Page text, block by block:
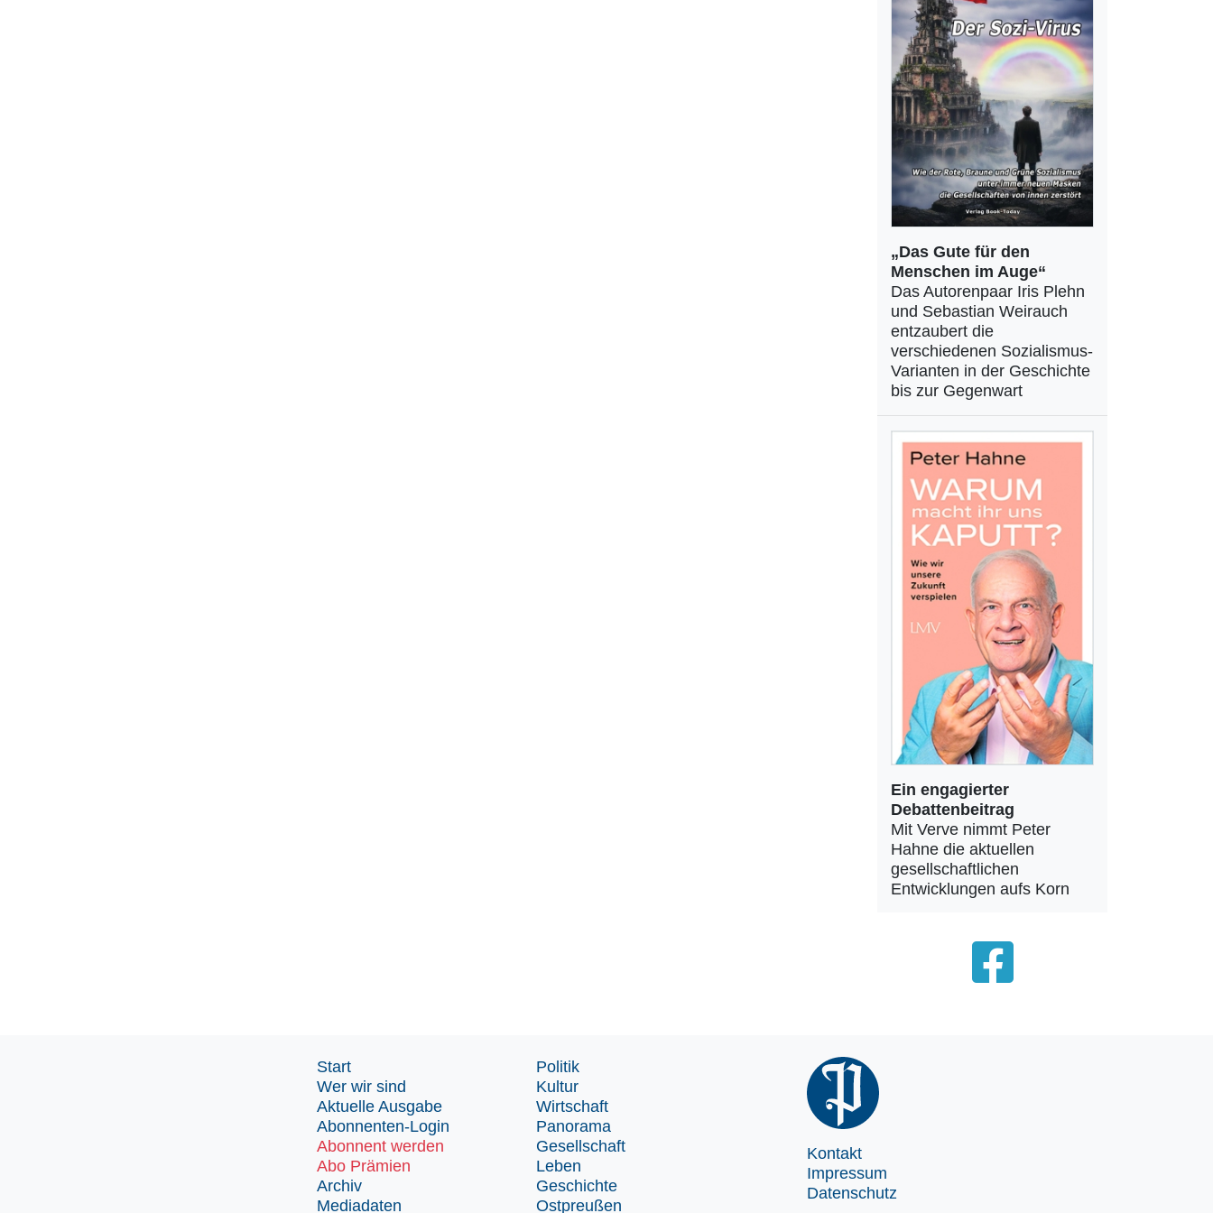
„Das Gute für den
Menschen im Auge“
Das Autorenpaar Iris Plehn
und Sebastian Weirauch
entzaubert die
verschiedenen Sozialismus-
Varianten in der Geschichte
bis zur Gegenwart
Ein engagierter
Debattenbeitrag
Mit Verve nimmt Peter
Hahne die aktuellen
gesellschaftlichen
Entwicklungen aufs Korn
Start
Wer wir sind
Aktuelle Ausgabe
Abonnenten-Login
Abonnent werden
Abo Prämien
Archiv
Mediadaten
Politik
Kultur
Wirtschaft
Panorama
Gesellschaft
Leben
Geschichte
Ostpreußen
Kontakt
Impressum
Datenschutz